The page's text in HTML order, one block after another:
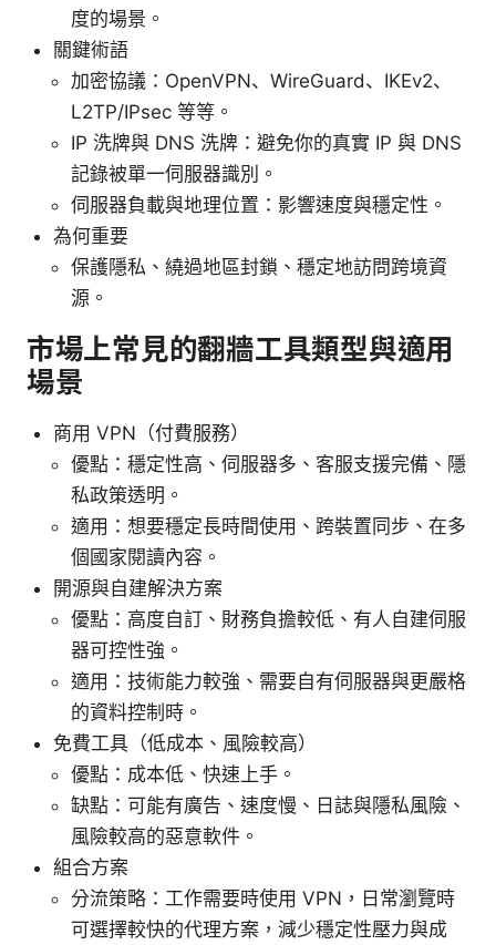
度的場景。
關鍵術語
加密協議：OpenVPN、WireGuard、IKEv2、
L2TP/IPsec 等等。
IP 洗牌與 DNS 洗牌：避免你的真實 IP 與 DNS
記錄被單一伺服器識別。
伺服器負載與地理位置：影響速度與穩定性。
為何重要
保護隱私、繞過地區封鎖、穩定地訪問跨境資
源。
市場上常見的翻牆工具類型與適用
場景
商用 VPN（付費服務）
優點：穩定性高、伺服器多、客服支援完備、隱
私政策透明。
適用：想要穩定長時間使用、跨裝置同步、在多
個國家閱讀內容。
開源與自建解決方案
優點：高度自訂、財務負擔較低、有人自建伺服
器可控性強。
適用：技術能力較強、需要自有伺服器與更嚴格
的資料控制時。
免費工具（低成本、風險較高）
優點：成本低、快速上手。
缺點：可能有廣告、速度慢、日誌與隱私風險、
風險較高的惡意軟件。
組合方案
分流策略：工作需要時使用 VPN，日常瀏覽時
可選擇較快的代理方案，減少穩定性壓力與成